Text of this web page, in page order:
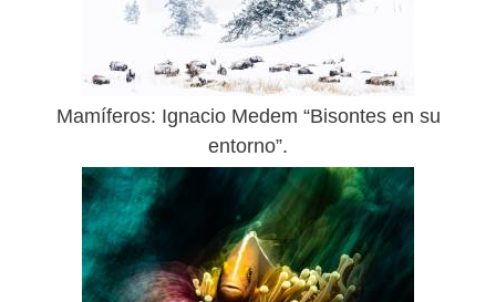
Mamíferos: Ignacio Medem “Bisontes en su
entorno”.